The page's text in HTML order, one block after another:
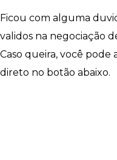
Ficou com alguma
validos na negociação
Caso queira, você
direto no botão abaixo.